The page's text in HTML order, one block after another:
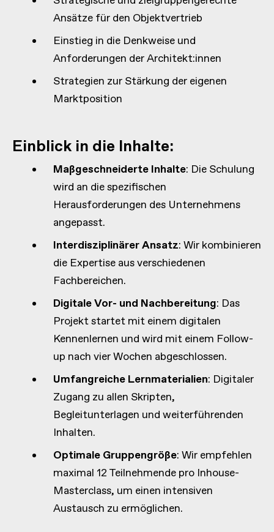
Ansätze für den Objektvertrieb
Einstieg in die Denkweise und
Anforderungen der Architekt:innen
Strategien zur Stärkung der eigenen
Marktposition
Einblick in die Inhalte:
Maßgeschneiderte Inhalte: Die Schulung
wird an die spezifischen
Herausforderungen des Unternehmens
angepasst.
Interdisziplinärer Ansatz: Wir kombinieren
die Expertise aus verschiedenen
Fachbereichen.
Digitale Vor- und Nachbereitung: Das
Projekt startet mit einem digitalen
Kennenlernen und wird mit einem Follow-
up nach vier Wochen abgeschlossen.
Umfangreiche Lernmaterialien: Digitaler
Zugang zu allen Skripten,
Begleitunterlagen und weiterführenden
Inhalten.
Optimale Gruppengröße: Wir empfehlen
maximal 12 Teilnehmende pro Inhouse-
Masterclass, um einen intensiven
Austausch zu ermöglichen.